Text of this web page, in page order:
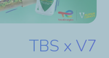
TBS x V7